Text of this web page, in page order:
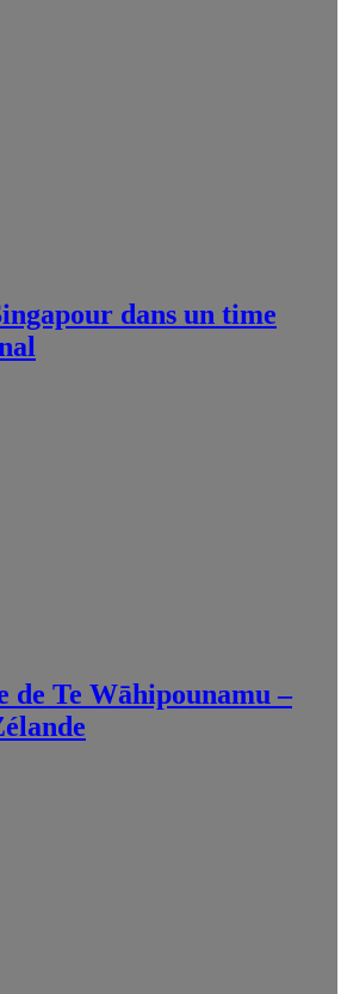
dans un time
de Te Wāhipounamu –